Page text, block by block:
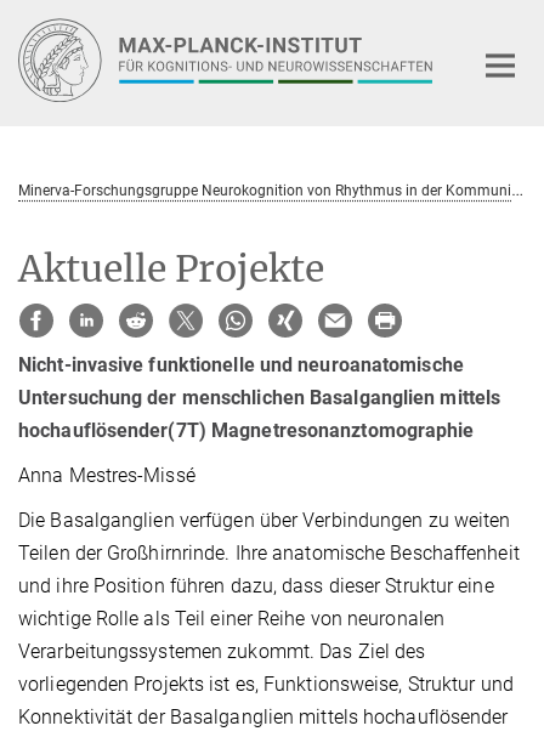
Hauptinhalt
M
inerva-Forschungsgruppe Neurokognition von Rhythmus in der Kommunikation
Aktuelle Projekte
Nicht-invasive funktionelle und neuroanatomische
Untersuchung der menschlichen Basalganglien mittels
hochauflösender(7T) Magnetresonanztomographie
Anna Mestres-Missé
Die Basalganglien verfügen über Verbindungen zu weiten
Teilen der Großhirnrinde. Ihre anatomische Beschaffenheit
und ihre Position führen dazu, dass dieser Struktur eine
wichtige Rolle als Teil einer Reihe von neuronalen
Verarbeitungssystemen zukommt. Das Ziel des
vorliegenden Projekts ist es, Funktionsweise, Struktur und
Konnektivität der Basalganglien mittels hochauflösender